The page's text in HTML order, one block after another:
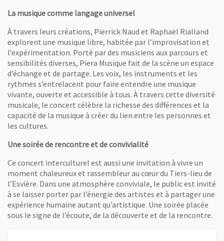
La musique comme langage universel
À travers leurs créations, Pierrick Naud et Raphaël Rialland
explorent une musique libre, habitée par l’improvisation et
l’expérimentation. Porté par des musiciens aux parcours et
sensibilités diverses, Piera Musique fait de la scène un espace
d’échange et de partage. Les voix, les instruments et les
rythmes s’entrelacent pour faire entendre une musique
vivante, ouverte et accessible à tous. À travers cette diversité
musicale, le concert célèbre la richesse des différences et la
capacité de la musique à créer du lien entre les personnes et
les cultures.
Une soirée de rencontre et de convivialité
Ce concert interculturel est aussi une invitation à vivre un
moment chaleureux et rassembleur au cœur du Tiers-lieu de
l’Esvière. Dans une atmosphère conviviale, le public est invité
à se laisser porter par l’énergie des artistes et à partager une
expérience humaine autant qu’artistique. Une soirée placée
sous le signe de l’écoute, de la découverte et de la rencontre.